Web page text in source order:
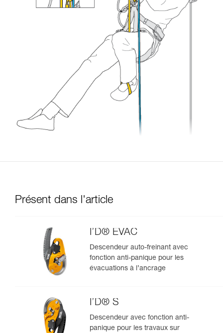
Présent dans l'article
I’D® EVAC
Descendeur auto-freinant avec
fonction anti-panique pour les
évacuations à l’ancrage
I’D® S
Descendeur avec fonction anti-
panique pour les travaux sur